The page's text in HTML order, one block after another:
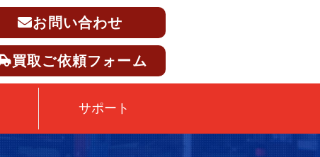
お問い合わせ
買取ご依頼フォーム
サポート